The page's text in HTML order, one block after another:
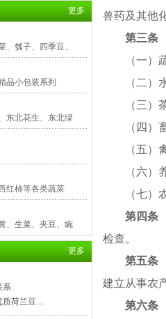
更多
、瓠子、四季豆、
品小包装系列
东北花生、东北绿
红柿等各类蔬菜
、生菜、夹豆、豌
更多
系
荷兰豆....
兽药及其他
第三条
（一）
（二）
（三）
（四）
（五）
（六）
（七）
第四条
检查。
第五条
建立从事农
第六条